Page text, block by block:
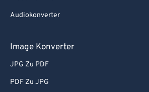
Audiokonverter
Image Konverter
JPG Zu PDF
PDF Zu JPG